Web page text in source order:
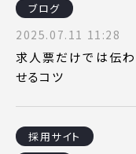
ブログ
2025.07.11 11:28
求人票だけでは伝
せるコツ
採用サイト